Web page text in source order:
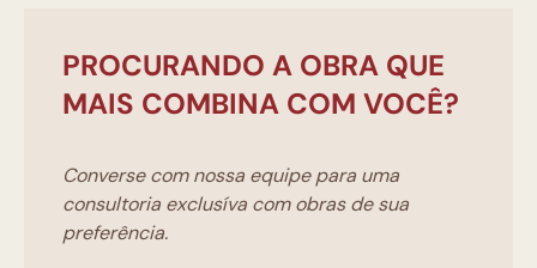
PROCURANDO A OBRA QUE
MAIS COMBINA COM VOCÊ?
Converse com nossa equipe para uma
consultoria exclusíva com obras de sua
preferência.